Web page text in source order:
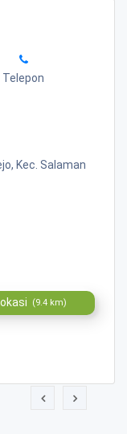
Telepon
Kec. Salaman
(9.4 km)